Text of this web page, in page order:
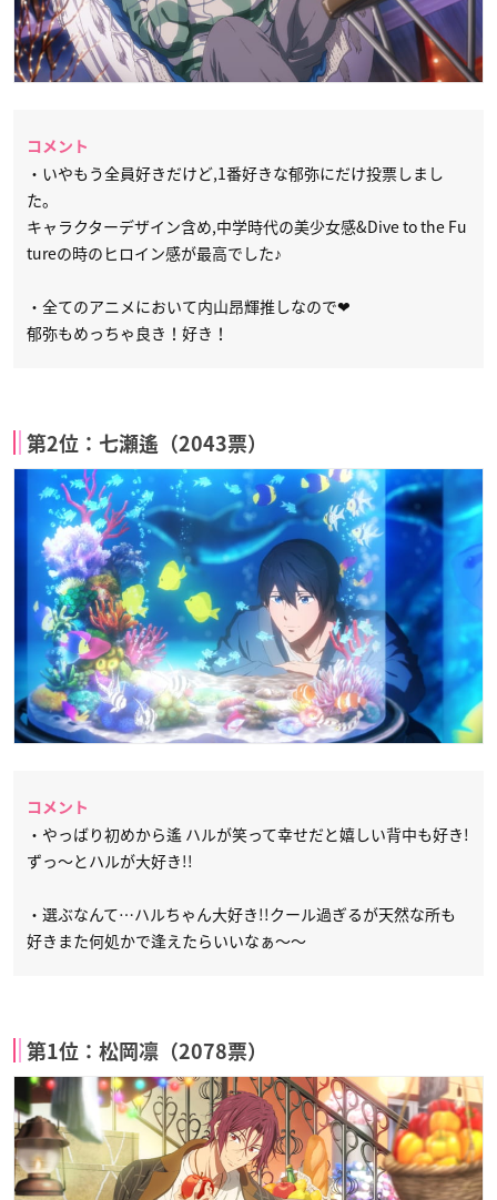
コメント
・いやもう全員好きだけど,1番好きな郁弥にだけ投票しまし
た。
キャラクターデザイン含め,中学時代の美少女感&Dive to the Fu
tureの時のヒロイン感が最高でした♪
・全てのアニメにおいて内山昂輝推しなので❤
郁弥もめっちゃ良き！好き！
第2位：七瀬遙（2043票）
コメント
・やっばり初めから遙 ハルが笑って幸せだと嬉しい背中も好き!
ずっ〜とハルが大好き!!
・選ぶなんて…ハルちゃん大好き!!クール過ぎるが天然な所も
好きまた何処かで逢えたらいいなぁ～～
第1位：松岡凛（2078票）